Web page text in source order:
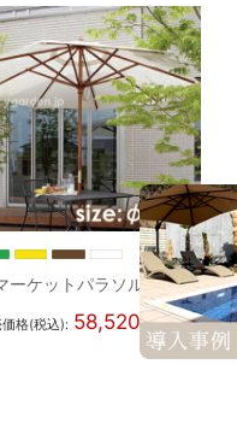
ーケットパラソル 2.7m」
格(税込): 58,520円